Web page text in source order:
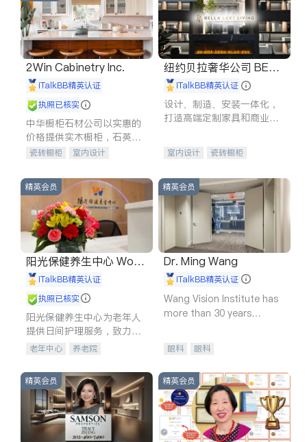
2Win Cabinetry Inc.
iTalkBB精英认证
执照已核实
中华橱柜石材公司以实惠的
价格提供实木橱柜，石英石
台面，多种优质不锈钢水
质厨房，家的选择。
瓷砖橱柜
室内设计
室内装修
纽约贝拉奢华公司 BELL
A LUXE
iTalkBB精英认证
设计、制造、安装一体化，
打造高端定制家具和商业空
室内设计
瓷砖橱柜
售前软装staging
室内装修
精英会员
阳光保健养生中心 World
shine
iTalkBB精英认证
执照已核实
阳光保健养生中心为老年人
提供日间护理服务，致力于
通过持续的护理创新来有效
老年中心 养老院
精英会员
Dr. Ming Wang
iTalkBB精英认证
Wang Vision Institute has
more than 30 years
眼科 眼科
精英会员 精英会员